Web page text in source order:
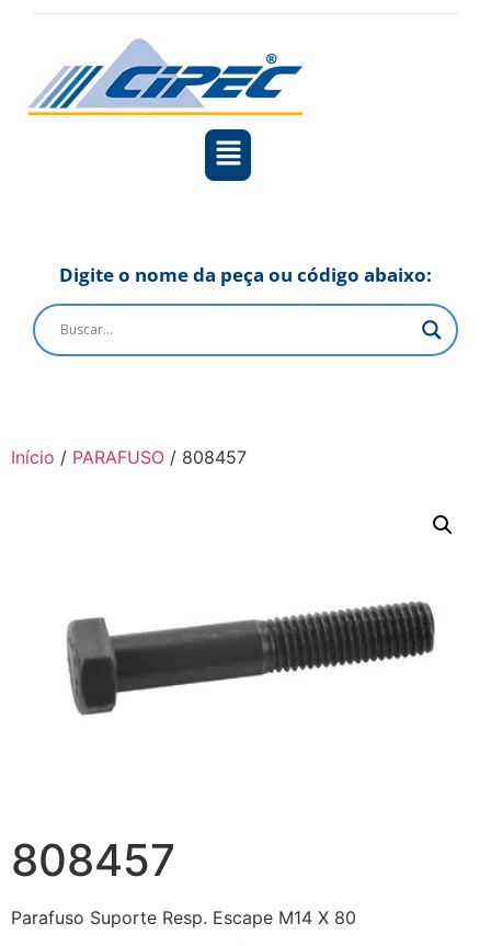
Digite o nome da peça ou código abaixo:
Início / PARAFUSO / 808457
808457
Parafuso Suporte Resp. Escape M14 X 80